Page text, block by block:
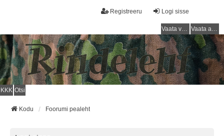
Logi sisse
Registreeru
Vaata vastamata teemasi Vaata aktiivseid teemasid
KKK Otsi
Kodu Foorumi pealeht